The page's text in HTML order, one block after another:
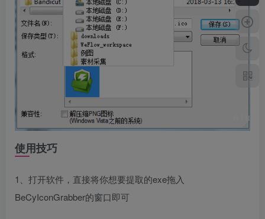
使用技巧
1、打开软件，直接将你想要提取的exe拖入
BeCyIconGrabber的窗口即可